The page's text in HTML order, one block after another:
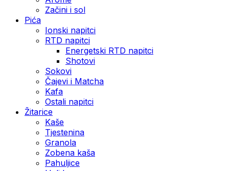
Začini i sol
Pića
Ionski napitci
RTD napitci
Energetski RTD napitci
Shotovi
Sokovi
Čajevi i Matcha
Kafa
Ostali napitci
Žitarice
Kaše
Tjestenina
Granola
Zobena kaša
Pahuljice